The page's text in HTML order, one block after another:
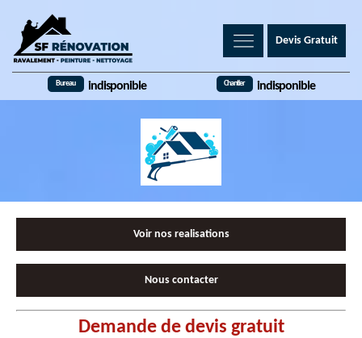
Devis Gratuit
Bureau indisponible Chantier indisponible
Voir nos realisations
Nous contacter
Demande de devis gratuit